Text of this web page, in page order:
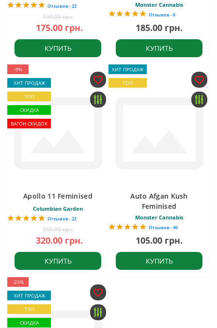
Отзывов - 22
190.00 грн.
175.00 грн.
КУПИТЬ
Monster Cannabis
Отзывов - 6
185.00 грн.
КУПИТЬ
-9%
ХИТ ПРОДАЖ
ТОП
СКИДКА
ВАГОН СКИДОК
Apollo 11 Feminised
Columbian Garden
Отзывов - 22
350.00 грн.
320.00 грн.
КУПИТЬ
ХИТ ПРОДАЖ
ТОП
Auto Afgan Kush
Feminised
Monster Cannabis
Отзывов - 40
105.00 грн.
КУПИТЬ
-23%
ХИТ ПРОДАЖ
ТОП
СКИДКА